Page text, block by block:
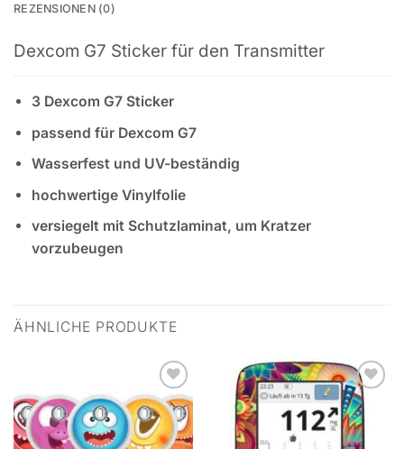
REZENSIONEN (0)
Dexcom G7 Sticker für den Transmitter
3 Dexcom G7 Sticker
passend für Dexcom G7
Wasserfest und UV-beständig
hochwertige Vinylfolie
versiegelt mit Schutzlaminat, um Kratzer
vorzubeugen
ÄHNLICHE PRODUKTE
Zur
Wunschliste
hinzufügen
Zur
Wunschliste
hinzufügen